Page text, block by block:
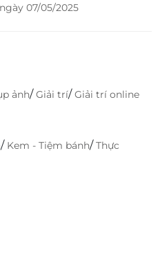
07/05/2025
ảnh/Giải trí/Giải trí online
/ Kem - Tiệm bánh/Thực